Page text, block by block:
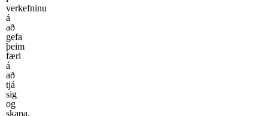
verkefninu
á
að
gefa
þeim
færi
á
að
tjá
sig
og
skapa,